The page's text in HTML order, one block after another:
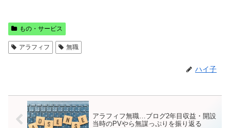
もの・サービス
アラフィフ 無職
ハイ子
アラフィフ無職…ブログ2年目収益・開設
当時のPVやら無謀っぷりを振り返る